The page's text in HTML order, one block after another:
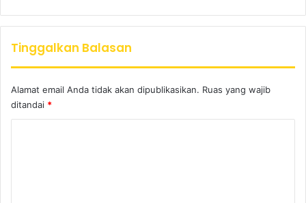
Tinggalkan Balasan
Alamat email Anda tidak akan dipublikasikan. Ruas yang wajib
ditandai *